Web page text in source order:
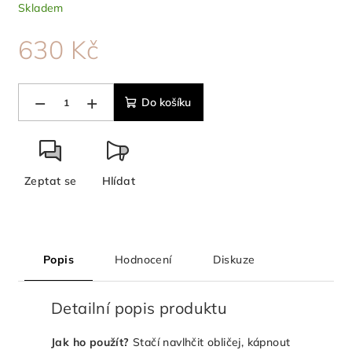
630 Kč
Skladem
+
− Do košíku
Zeptat se Hlídat
Popis Hodnocení Diskuze
Detailní popis produktu
Jak ho použít? Stačí navlhčit obličej, kápnout